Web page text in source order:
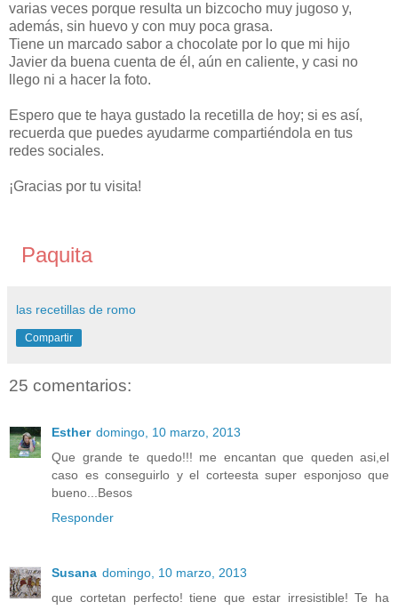
varias veces porque resulta un bizcocho muy jugoso y,
además, sin huevo y con muy poca grasa.
Tiene un marcado sabor a chocolate por lo que mi hijo
Javier da buena cuenta de él, aún en caliente, y casi no
llego ni a hacer la foto.
Espero que te haya gustado la recetilla de hoy; si es así,
recuerda que puedes ayudarme compartiéndola en tus
redes sociales.
¡Gracias por tu visita!
Paquita
las recetillas de romo
Compartir
25 comentarios:
Esther domingo, 10 marzo, 2013
Que grande te quedo!!! me encantan que queden asi,el
caso es conseguirlo y el corteesta super esponjoso que
bueno...Besos
Responder
Susana domingo, 10 marzo, 2013
que cortetan perfecto! tiene que estar irresistible! Te ha